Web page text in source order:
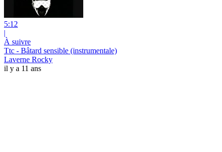
5:12
|
À suivre
Ttc - Bâtard sensible (instrumentale)
Laverne Rocky
il y a 11 ans